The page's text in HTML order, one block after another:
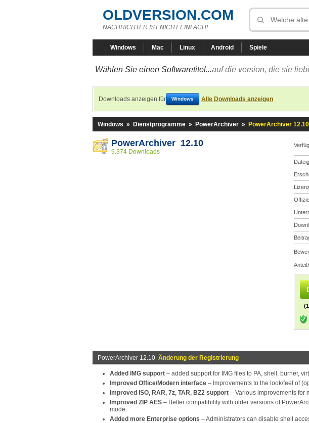
OLDVERSION.COM
NACHRICHTER IST NICHT EINFACH!
Windows Mac Linux Android Spiele
Wählen Sie einen Softwaretitel...auf die version, die sie
Downloads anzeigen für Windows Alle Downloads anzeigen
Windows » Dienstprogramme » PowerArchiver » PowerArchiver 12.10
PowerArchiver 12.10
9.374 Downloads
Anteil:
PowerArchiver 12.10 Änderung der Registrierung
Added IMG support – added support for IMG files to PA, shell, burner,
Improved Office/Modern interface – Improvements to the look/feel of
Improved ISO, RAR, 7z, TAR, BZ2 support – Various improvements for
Improved ZIP AES – Better compatibility with older versions of
mode.
Added more Enterprise options – Administrators can disable shell